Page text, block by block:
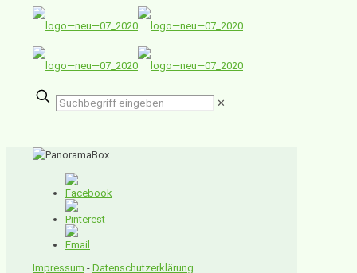
✕
Impressum - Datenschutzerklärung